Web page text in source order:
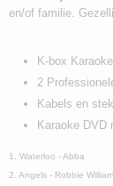
en/of familie.
K-box
2
Kabels en
Karaoke DVD
1. Waterloo - Abba
2. Angels - Robbie